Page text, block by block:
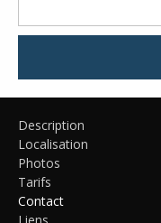
Description
Localisation
Photos
Tarifs
Contact